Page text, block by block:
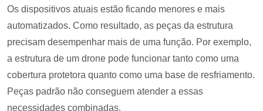
Os dispositivos atuais estão ficando menores e mais
automatizados. Como resultado, as peças da estrutura
precisam desempenhar mais de uma função. Por exemplo,
a estrutura de um drone pode funcionar tanto como uma
cobertura protetora quanto como uma base de resfriamento.
Peças padrão não conseguem atender a essas
necessidades combinadas.